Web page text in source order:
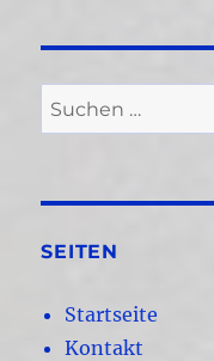
Suchen
nach:
SEITEN
Startseite
Kontakt